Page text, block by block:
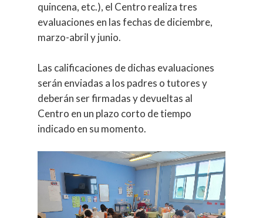
quincena, etc.), el Centro realiza tres
evaluaciones en las fechas de diciembre,
marzo-abril y junio.
Las calificaciones de dichas evaluaciones
serán enviadas a los padres o tutores y
deberán ser firmadas y devueltas al
Centro en un plazo corto de tiempo
indicado en su momento.